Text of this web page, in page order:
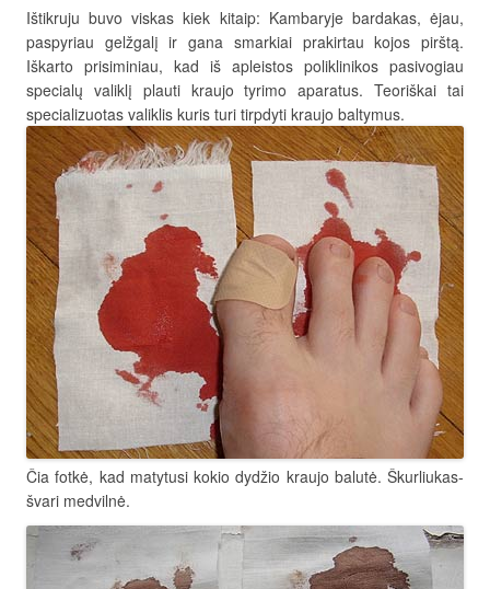
Ištikruju buvo viskas kiek kitaip: Kambaryje bardakas, ėjau,
paspyriau gelžgalį ir gana smarkiai prakirtau kojos pirštą.
Iškarto prisiminiau, kad iš apleistos poliklinikos pasivogiau
specialų valiklį plauti kraujo tyrimo aparatus. Teoriškai tai
specializuotas valiklis kuris turi tirpdyti kraujo baltymus.
Čia fotkė, kad matytusi kokio dydžio kraujo balutė. Škurliukas-
švari medvilnė.